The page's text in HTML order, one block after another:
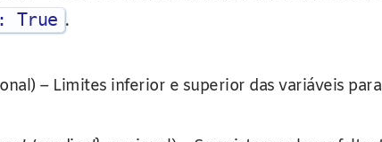
True .
– Limites inferior e superior das variáveis para